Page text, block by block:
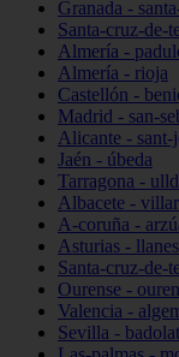
Granada -
Santa-cruz-de-
Almería -
Almería - rioja
Castellón -
Madrid - san-
Alicante - sant-
Jaén - úbeda
Tarragona -
Albacete -
A-coruña -
Asturias - llanes
Santa-cruz-de-
Ourense -
Valencia -
Sevilla -